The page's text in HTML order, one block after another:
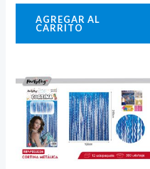
AGREGAR AL
CARRITO